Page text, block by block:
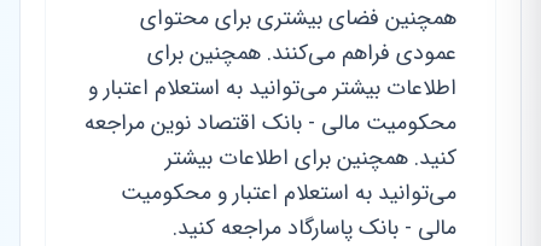
همچنین فضای بیشتری برای محتوای
عمودی فراهم می‌کنند. همچنین برای
اطلاعات بیشتر می‌توانید به استعلام اعتبار و
محکومیت مالی - بانک اقتصاد نوین مراجعه
کنید. همچنین برای اطلاعات بیشتر
می‌توانید به استعلام اعتبار و محکومیت
مالی - بانک پاسارگاد مراجعه کنید.